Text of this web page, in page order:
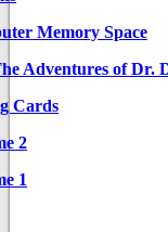
Memory Space
Adventures of Dr.
Cards
2
1